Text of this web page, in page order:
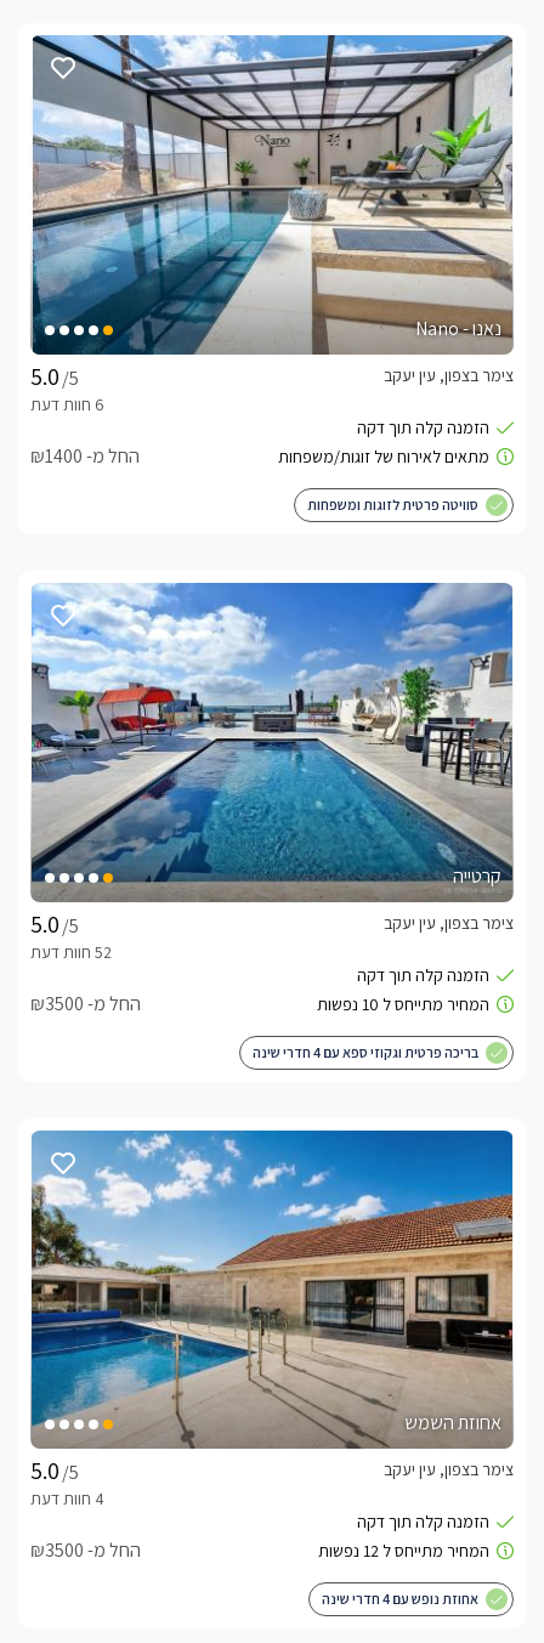
נאנו - Nano
/5
צימר בצפון, עין יעקב
החל מ- ₪1400
סוויטה פרטית לזוגות ומשפחות
קרטייה
/5
צימר בצפון, עין יעקב
החל מ- ₪3500
בריכה פרטית וגקוזי ספא עם 4 חדרי שינה
אחוזת השמש
/5
צימר בצפון, עין יעקב
החל מ- ₪3500
אחוזת נופש עם 4 חדרי שינה